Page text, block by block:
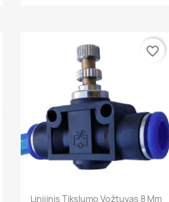
Greita peržiūra
Linijinis Tikslumo Vožtuvas 8 Mm
favorite_border